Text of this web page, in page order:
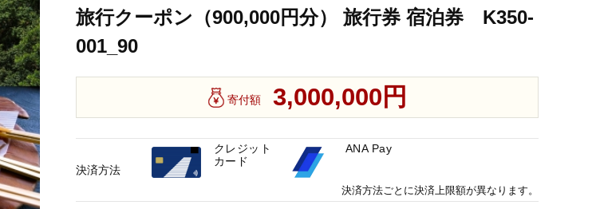
旅行クーポン（900,000円分） 旅行券 宿泊券 K350-
001_90
寄付額 3,000,000円
決済方法
クレジット
カード
ANA Pay
決済方法ごとに決済上限額が異なります。